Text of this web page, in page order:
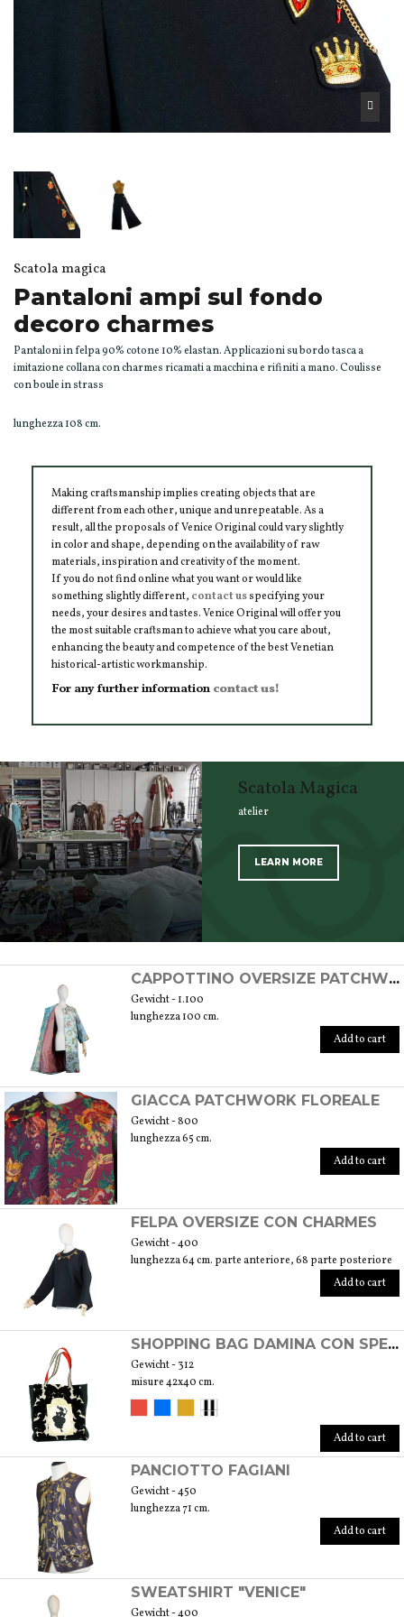
Scatola magica
Pantaloni ampi sul fondo
decoro charmes
Pantaloni in felpa 90% cotone 10% elastan. Applicazioni su bordo tasca a
imitazione collana con charmes ricamati a macchina e rifiniti a mano. Coulisse
con boule in strass
lunghezza 108 cm.
Making craftsmanship implies creating objects that are
different from each other, unique and unrepeatable. As a
result, all the proposals of Venice Original could vary slightly
in color and shape, depending on the availability of raw
materials, inspiration and creativity of the moment.
If you do not find online what you want or would like
something slightly different, contact usspecifying your
needs, your desires and tastes. Venice Original will offer you
the most suitable craftsman to achieve what you care about,
enhancing the beauty and competence of the best Venetian
historical-artistic workmanship.
For any further information contact us!
Scatola Magica
atelier
LEARN MORE
CAPPOTTINO OVERSIZE PATCHWORK FLOREALE
Gewicht - 1.100
lunghezza 100 cm.
Add to cart
GIACCA PATCHWORK FLOREALE
Gewicht - 800
lunghezza 65 cm.
Add to cart
FELPA OVERSIZE CON CHARMES
Gewicht - 400
lunghezza 64 cm. parte anteriore, 68 parte posteriore
Add to cart
SHOPPING BAG DAMINA CON SPECCHIO
Gewicht - 312
misure 42x40 cm.
Add to cart
PANCIOTTO FAGIANI
Gewicht - 450
lunghezza 71 cm.
Add to cart
SWEATSHIRT "VENICE"
Gewicht - 400